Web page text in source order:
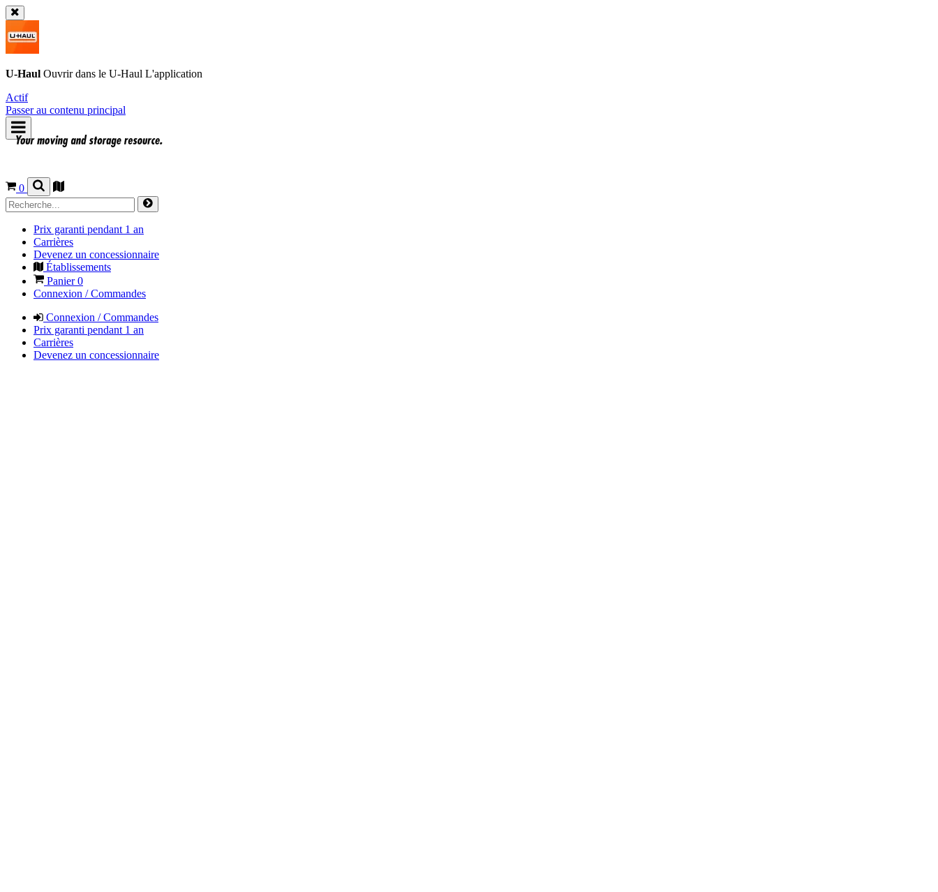
U-Haul Ouvrir dans le U-Haul L'application
Actif
Passer au contenu principal
0
Prix garanti pendant 1 an
Carrières
Devenez un concessionnaire
Établissements
Panier0
Connexion / Commandes
Connexion / Commandes
Prix garanti pendant 1 an
Carrières
Devenez un concessionnaire